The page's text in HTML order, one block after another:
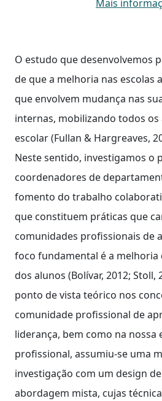
Mais
O estudo que desenvolvemos
de que a melhoria nas escolas
que envolvem mudança nas
internas, mobilizando todos os
escolar (Fullan & Hargreaves,
Neste sentido, investigamos o
coordenadores de
fomento do trabalho
que constituem práticas que
comunidades profissionais de
foco fundamental é a melhoria
dos alunos (Bolívar, 2012; Stoll,
ponto de vista teórico nos
comunidade profissional de
liderança, bem como na nossa
profissional, assumiu-se uma
investigação com um design
abordagem mista, cujas